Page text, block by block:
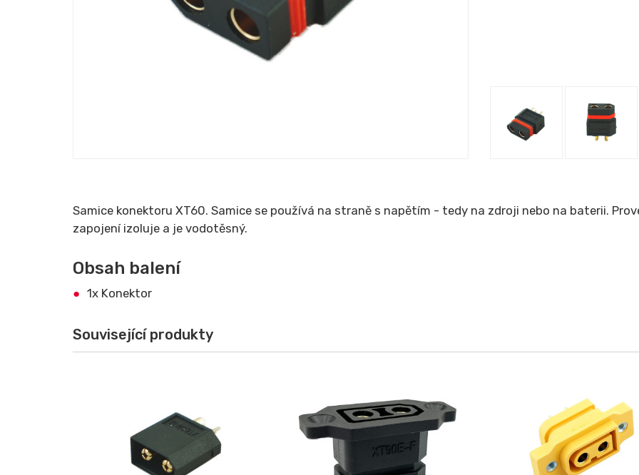
Samice konektoru XT60. Samice se používá na straně s napětím - tedy na zdroji nebo na baterii.
zapojení izoluje a je vodotěsný.
Obsah balení
1x Konektor
Související produkty